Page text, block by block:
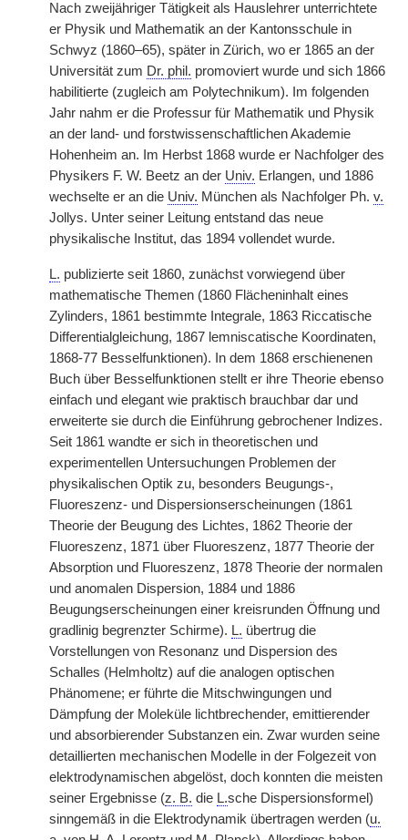
Nach zweijähriger Tätigkeit als Hauslehrer unterrichtete
er Physik und Mathematik an der Kantonsschule in
Schwyz (1860–65), später in Zürich, wo er 1865 an der
Universität zum Dr. phil. promoviert wurde und sich 1866
habilitierte (zugleich am Polytechnikum). Im folgenden
Jahr nahm er die Professur für Mathematik und Physik
an der land- und forstwissenschaftlichen Akademie
Hohenheim an. Im Herbst 1868 wurde er Nachfolger des
Physikers F. W. Beetz an der Univ. Erlangen, und 1886
wechselte er an die Univ. München als Nachfolger Ph. v.
Jollys. Unter seiner Leitung entstand das neue
physikalische Institut, das 1894 vollendet wurde.
L. publizierte seit 1860, zunächst vorwiegend über
mathematische Themen (1860 Flächeninhalt eines
Zylinders, 1861 bestimmte Integrale, 1863 Riccatische
Differentialgleichung, 1867 lemniscatische Koordinaten,
1868-77 Besselfunktionen). In dem 1868 erschienenen
Buch über Besselfunktionen stellt er ihre Theorie ebenso
einfach und elegant wie praktisch brauchbar dar und
erweiterte sie durch die Einführung gebrochener Indizes.
Seit 1861 wandte er sich in theoretischen und
experimentellen Untersuchungen Problemen der
physikalischen Optik zu, besonders Beugungs-,
Fluoreszenz- und Dispersionserscheinungen (1861
Theorie der Beugung des Lichtes, 1862 Theorie der
Fluoreszenz, 1871 über Fluoreszenz, 1877 Theorie der
Absorption und Fluoreszenz, 1878 Theorie der normalen
und anomalen Dispersion, 1884 und 1886
Beugungserscheinungen einer kreisrunden Öffnung und
gradlinig begrenzter Schirme). L. übertrug die
Vorstellungen von Resonanz und Dispersion des
Schalles (Helmholtz) auf die analogen optischen
Phänomene; er führte die Mitschwingungen und
Dämpfung der Moleküle lichtbrechender, emittierender
und absorbierender Substanzen ein. Zwar wurden seine
detaillierten mechanischen Modelle in der Folgezeit von
elektrodynamischen abgelöst, doch konnten die meisten
seiner Ergebnisse (z. B. die L.sche Dispersionsformel)
sinngemäß in die Elektrodynamik übertragen werden (u.